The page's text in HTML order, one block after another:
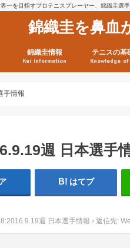
一を目指すプロテニスプレーヤー、錦織圭
錦織圭を鼻血
錦織圭情報
Kei Information
日現在）
点）
テニスの基
Knowledge
手情報
週 日本選手
はてブ
週 日本選手情報 › 返信先: